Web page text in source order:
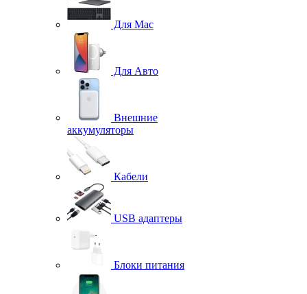
Для Mac
Для Авто
Внешние
аккумуляторы
Кабели
USB адаптеры
Блоки питания